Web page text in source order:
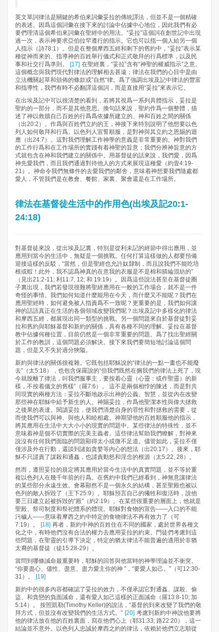
英文單詞律法是關鍵的希伯來詞彙妥拉的傳統譯法，但並不是一個精確
的表述。因爲這個詞彙在接下來的討論中佔據中心地位，因此我們有必
要們理清這個希伯來詞彙在聖經中的用法。“妥拉”這個詞在創世記中出現
過一次，表示神要求亞伯拉罕遵行的指示。它也可以指一個人給另一個
人指示（詩78:1）。但是在整個摩西五經和剩下的舊約中，“妥拉”表示某
種從神而來的、指導神的百姓舉行儀式和正式敬拜的行爲標準，以及民
事和社交行爲準則。
[17] 在聖經裏，“妥拉”含有“神聖的權威指示”之意。
這個概念與我們現代對律法的理解相去甚遠；律法在我們的心目中是由
立法機關起草和頒佈的條款或”自然“律。爲了強調出埃及記中律法的豐富
和指導性，我們有時不必翻譯這個詞，而是直接用“妥拉”來表示它。
在出埃及記中可以很清楚的看到，若將其視爲一系列具體指示，妥拉是
聖約的一部分，而不是其他意思。換句話來說，聖約作爲一個整體，描
述了神以救贖自己百姓的行爲爲依據所建立的、神和百姓之間的關係
（出20:2）。作爲與百姓們立約的王，神接下來特別說明了他想要以色
列人如何敬拜和行爲。以色列人宣誓順服，是對神與其立約之恩賜的迴
應（出24:7）。這對我們理解工作神學的意義是非常重要的。神對我們
的工作行爲和在工作場所的實踐有着神聖的旨意；我們分辨神旨意的方
式就包含在神和我們建立的關係中。用基督徒的話來說，我們愛，因爲
神先愛我們，而且我們通過對待他人的方式來展現這種愛（約壹4:19-
21）。神命令我們無條件的去愛我們的鄰舍，意味着神想要我們隨處都
愛人，不管我們是在教會、餐館、家裏、聚會還是在工作場所。
律法在基督徒生活中的作用色(出埃及記20:1-
24:18)
對基督徒來說，從出埃及記裏，特別是從利未記的經節中得出應用，並
應用到當今的生活中，無疑是一個挑戰。任何打算這樣做的人都要預備
迎接這樣的反駁，“當然，但是聖經也允許奴隸制，而且說我們不能吃培
根或蝦！此外，我不認爲神真的在意我的衣服是不是棉和腈綸混紡的”
（見出21:2-11; 利11:7, 12; 和 19:19）。因爲這些說法甚至在基督徒圈
子裏出現，我們若發現很難將聖經應用在一般的工作場合，就不是一件
奇怪的事情。我們如何知道什麼能用在今天，而什麼又不能呢？我們在
應用聖經時，如何避免被人指責爲不一致呢？更重要的是，我們如何讓
神的話語真正在生活的各個領域改變我們呢？出埃及記中多樣化的律法
和摩西五經，都展現出同一類型的挑戰。另一個問題來自於基督徒對妥
拉和舊約與耶穌基督和新約的關係，具有各種不同的理解。妥拉在基督
教中佔據何種位置，目前仍然是一個非常重要的問題。爲了找出聖經關
於工作的教訓，這個問題必須解決。接下來我們要簡短地討論這個問
題，但是又不失於過分狹隘。
新約與律法的關係很複雜。它既包括耶穌說的“律法的一點一畫也不能廢
去”（太5:18），也包含保羅說的“但我們既然在捆我們的律法上死了，現
今就脫離了律法，叫我們服事主，要按着心靈（心靈：或作聖靈）的新
樣，不按着儀文的舊樣”（羅7:6）。 這不是兩個相悖的陳述，而是對共
同現實的兩種方法：妥拉不斷地啟示出神的公義、智慧，並從內在改變
那些神在耶穌中給予新生的人。神賜妥拉，作爲他聖潔本性與偉大拯救
之後果的表達。閱讀妥拉，使我們清楚自身的罪性和對拯救的需要，從
而使我們可以與神、與他人和睦相處。神期望他的百姓順服他的指示，
將其應用在生活中大大小小的現實的問題中。某些律法的特殊性，並不
意味着神是個不切實際的完美主義者。這些律法幫助我們瞭解，對神來
說沒有任何我們面臨的問題顯得太小或微不足道。儘管如此，妥拉不僅
僅涉及外在行動，還談到諸如貪婪等內心的想法（出20:17）。後來，耶
穌不只譴責了謀殺和通姦，也譴責動怒和淫念的根源（太5:22, 28）。
然而，遵照妥拉的規定將其應用於當今生活中的真實問題，並不等於重
複以色列人在幾千年前的行爲。在舊約中我們已經看到，神無意讓律法
的某些部分永遠生效。會幕顯然不是一個永久的結構，甚至聖殿也被以
色列的敵人拆毀了（王下25:9）。耶穌預言自己的犧牲和復活時，說他
要三日建立起被拆毀的“殿”（約2:19）。在某些很重要的層面上，他就是
聖殿、祭司制度和祭祀體系的體現。耶穌對食物的宣告——入口的不能
污穢人——意味着摩西之約中特定的食物律法不再有效力了（可
7:19）。
[18] 再者，新約中神的百姓住在不同的國家，處於世界各種文
化之中，有時他們沒有合法的權力去應用妥拉的約束。門徒們考慮到這
些問題，在聖靈的引導下決定，特定的猶太律法不能普遍的適用於非猶
太裔的基督徒（徒15:28-29）。
當問到哪條誡命最重要時，耶穌的回答與他當時的神學理論並不衝突。
“你要盡心、儘性、盡意、盡力愛主你的神 ”，“要愛人如己。”（可12:30-
31）。
[19]
新約中的很多內容都確認了妥拉的效力，不僅承認它對通姦、謀殺、偷
盜、和貪戀的負面誡命，還有愛人如己這樣的正面誡命（羅13:8-10; 加
5:14）。 按照凱勒(Timothy Keller)的說法，“基督的到來改變了我們的敬
拜方式，但並沒有改變我們的生活方式。” [20] 考慮到新約中神說他要將
他的律法放在他的百姓裏面，寫在他們心上（耶31:33; 路22:20），這一
結論並不意外。以色列人忠誠於摩西之約的律法，依賴於他們立志順從